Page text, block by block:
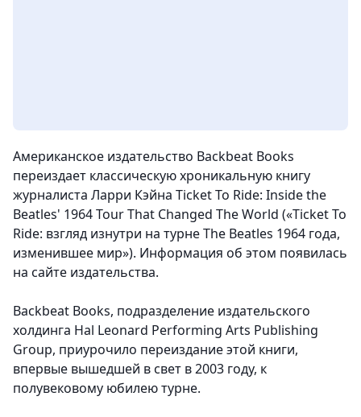
Американское издательство Backbeat Books
переиздает классическую хроникальную книгу
журналиста Ларри Кэйна Ticket To Ride: Inside the
Beatles' 1964 Tour That Changed The World («Ticket To
Ride: взгляд изнутри на турне The Beatles 1964 года,
изменившее мир»). Информация об этом появилась
на сайте издательства.
Backbeat Books, подразделение издательского
холдинга Hal Leonard Performing Arts Publishing
Group, приурочило переиздание этой книги,
впервые вышедшей в свет в 2003 году, к
полувековому юбилею турне.